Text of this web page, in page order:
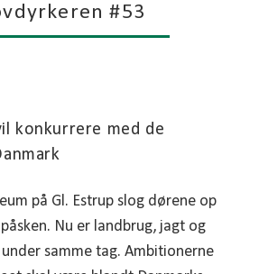
#53
konkurrere med de
på Gl. Estrup slog dørene op
Nu er landbrug, jagt og
samme tag. Ambitionerne